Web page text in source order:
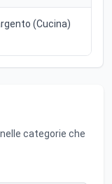
(Cucina)
categorie che